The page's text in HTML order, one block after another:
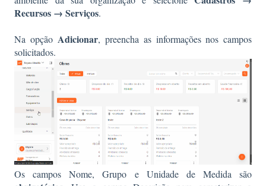
Recursos → Serviços.
Na opçãoAdicionar, preencha as informações nos campos
solicitados.
Os camposNome,Grupo e Unidade de Medida são